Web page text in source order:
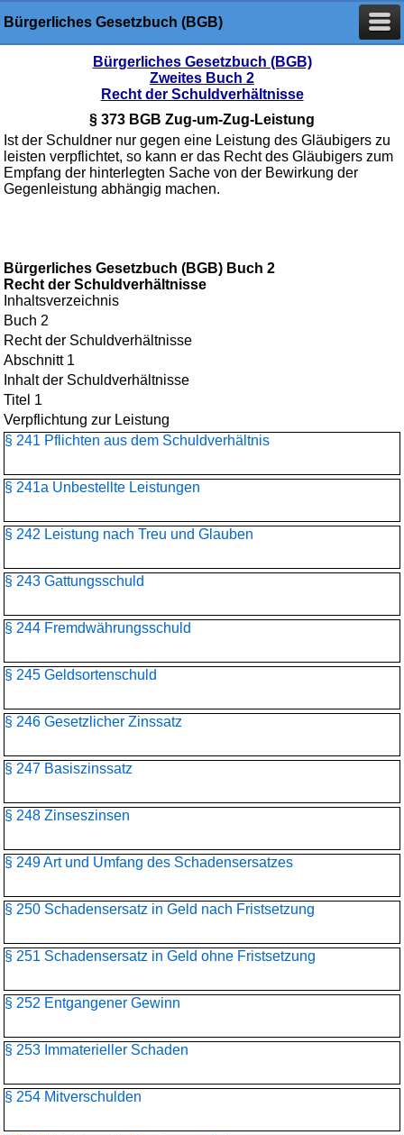
Bürgerliches Gesetzbuch (BGB)
Bürgerliches Gesetzbuch (BGB)
Zweites Buch 2
Recht der Schuldverhältnisse
§ 373 BGB Zug-um-Zug-Leistung
Ist der Schuldner nur gegen eine Leistung des Gläubigers zu
leisten verpflichtet, so kann er das Recht des Gläubigers zum
Empfang der hinterlegten Sache von der Bewirkung der
Gegenleistung abhängig machen.
Bürgerliches Gesetzbuch (BGB) Buch 2
Recht der Schuldverhältnisse
Inhaltsverzeichnis
Buch 2
Recht der Schuldverhältnisse
Abschnitt 1
Inhalt der Schuldverhältnisse
Titel 1
Verpflichtung zur Leistung
§ 241 Pflichten aus dem Schuldverhältnis
§ 241a Unbestellte Leistungen
§ 242 Leistung nach Treu und Glauben
§ 243 Gattungsschuld
§ 244 Fremdwährungsschuld
§ 245 Geldsortenschuld
§ 246 Gesetzlicher Zinssatz
§ 247 Basiszinssatz
§ 248 Zinseszinsen
§ 249 Art und Umfang des Schadensersatzes
§ 250 Schadensersatz in Geld nach Fristsetzung
§ 251 Schadensersatz in Geld ohne Fristsetzung
§ 252 Entgangener Gewinn
§ 253 Immaterieller Schaden
§ 254 Mitverschulden